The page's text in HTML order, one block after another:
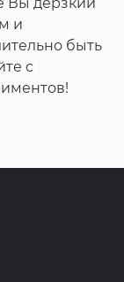
и
быть
с